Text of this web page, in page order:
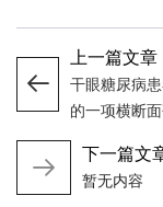
上一篇文章
干眼糖尿病
的一项横断
下一篇文
暂无内容